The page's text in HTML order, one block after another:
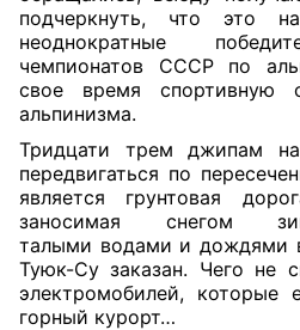
подчеркнуть, что это
неоднократные
чемпионатов СССР по
свое время спортивную
альпинизма.
Тридцати трем джипам
передвигаться по
является грунтовая
заносимая снегом
талыми водами и дождями
Туюк-Су заказан. Чего не
электромобилей, которые
горный курорт…